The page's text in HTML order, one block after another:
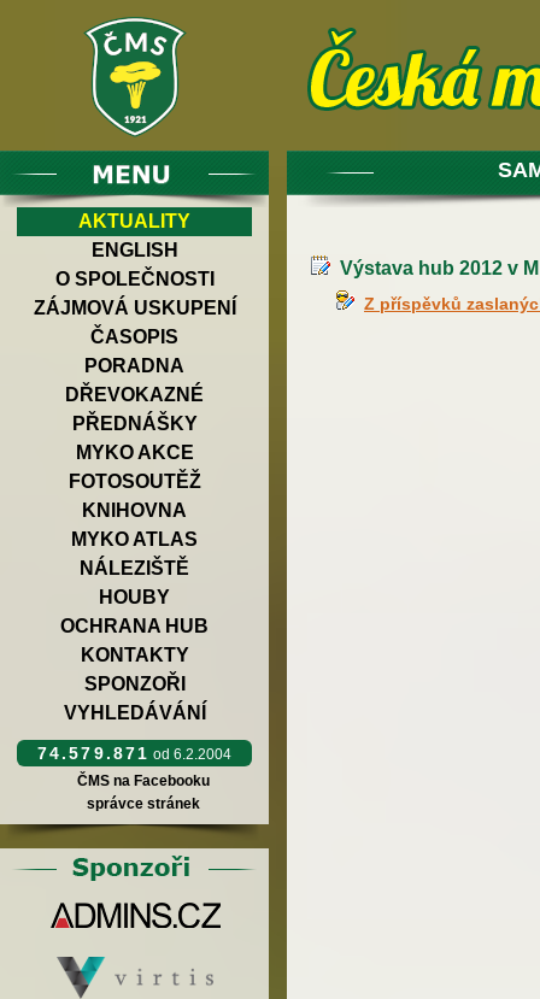
AKTUALITY
ENGLISH
O SPOLEČNOSTI
ZÁJMOVÁ USKUPENÍ
ČASOPIS
PORADNA
DŘEVOKAZNÉ
PŘEDNÁŠKY
MYKO AKCE
FOTOSOUTĚŽ
KNIHOVNA
MYKO ATLAS
NÁLEZIŠTĚ
HOUBY
OCHRANA HUB
KONTAKTY
SPONZOŘI
VYHLEDÁVÁNÍ
74.579.871 od 6.2.2004
ČMS na Facebooku
správce stránek
Výstava hub 2012 v
Z příspěvků